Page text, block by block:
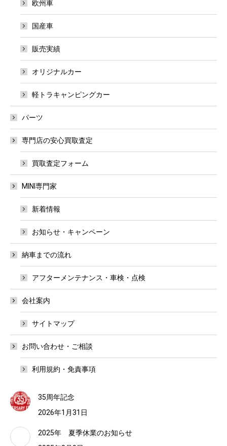
欧州車
国産車
販売実績
オリジナルカー
軽トラキャンピングカー
パーツ
専門店の安心買取査定
買取査定フォーム
MINI専門家
新着情報
お知らせ・キャンペーン
納車までの流れ
アフターメンテナンス・車検・点検
会社案内
サイトマップ
お問い合わせ・ご相談
利用規約・免責事項
35周年記念
2026年1月31日
2025年 夏季休業のお知らせ